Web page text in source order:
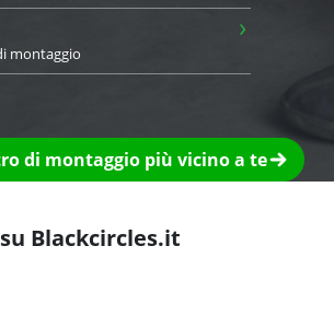
montaggio
›
di montaggio più vicino a te
Blackcircles.it